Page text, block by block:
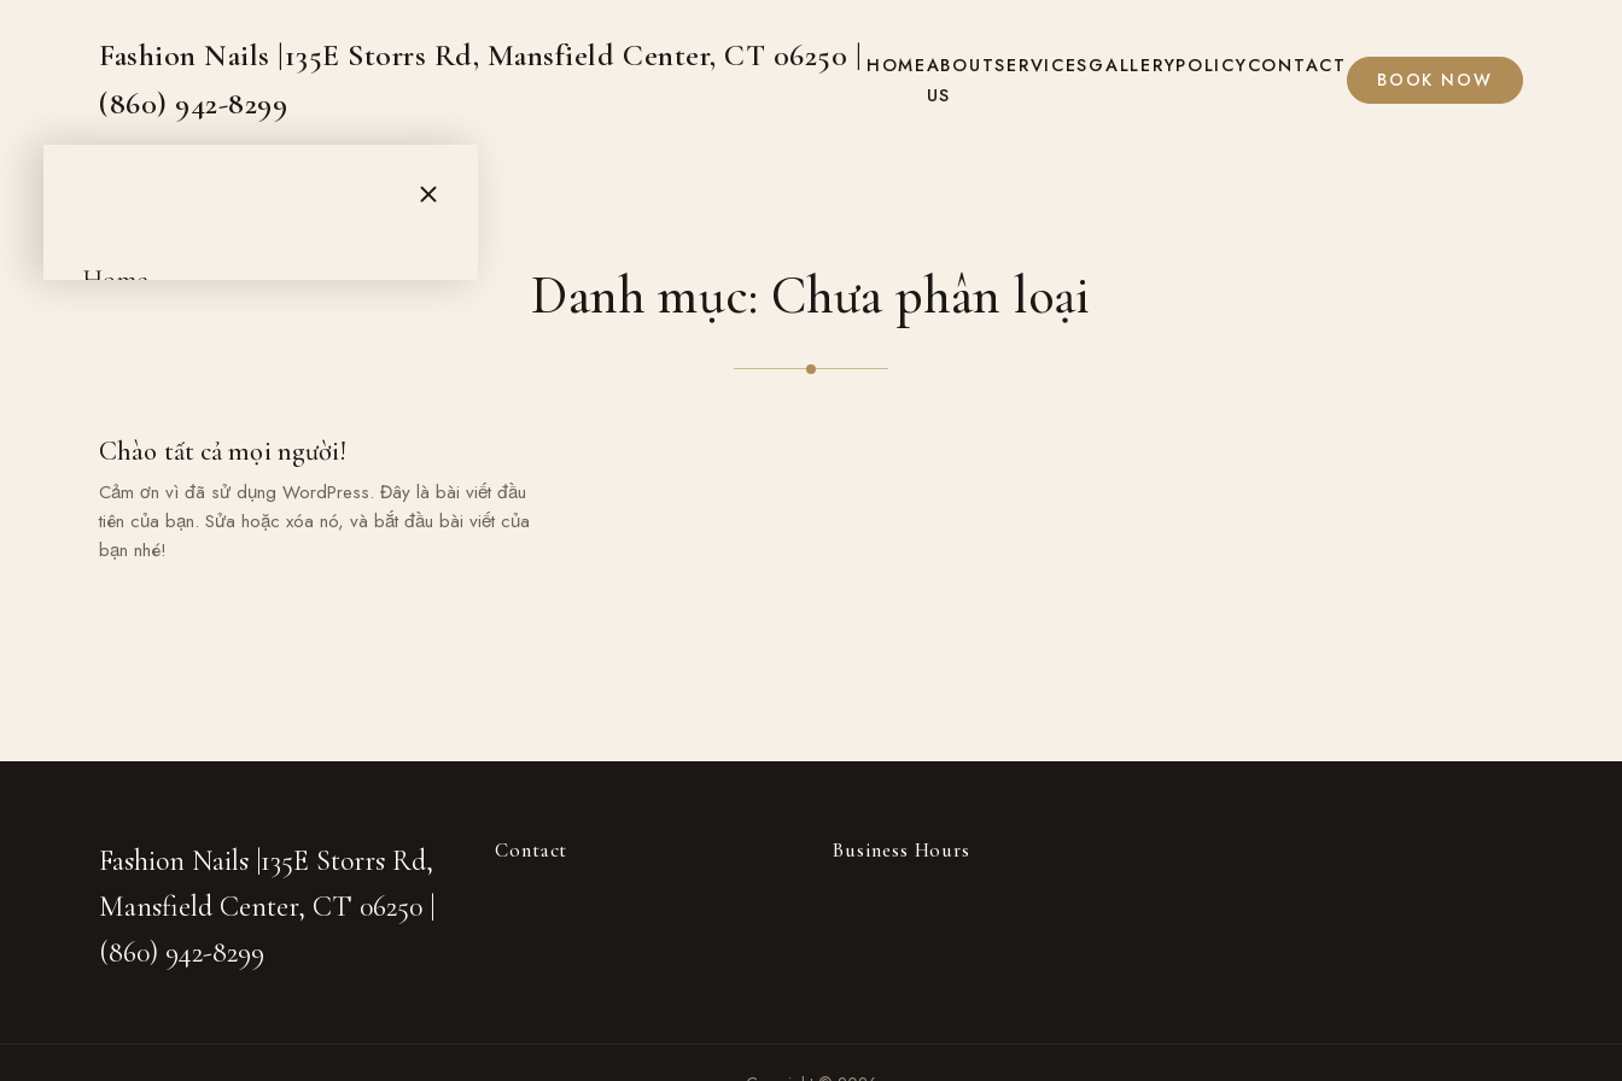
Fashion Nails |135E Storrs Rd, Mansfield Center, CT 06250 |
(860) 942-8299
HOMEABOUT
US
SERVICESGALLERYPOLICYCONTACT
BOOK NOW
Home
Services
Gallery
Danh mục: Chưa phân loại
Chào tất cả mọi người!
Cảm ơn vì đã sử dụng WordPress. Đây là bài viết đầu
tiên của bạn. Sửa hoặc xóa nó, và bắt đầu bài viết của
bạn nhé!
Fashion Nails |135E Storrs Rd,
Mansfield Center, CT 06250 |
(860) 942-8299
Contact Business Hours